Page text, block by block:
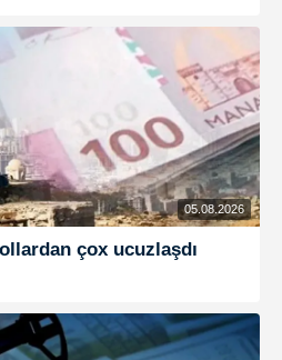
05.08.2026
çox ucuzlaşdı